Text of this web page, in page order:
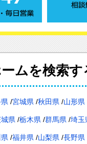
ムを検索す
宮城県 秋田県 山形県
県 栃木県 群馬県 埼玉
福井県 山梨県 長野県